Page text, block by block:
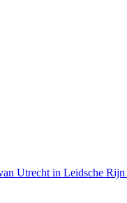
Utrecht in Leidsche Rijn